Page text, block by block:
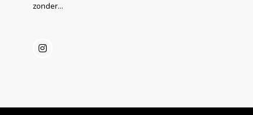
zonder...